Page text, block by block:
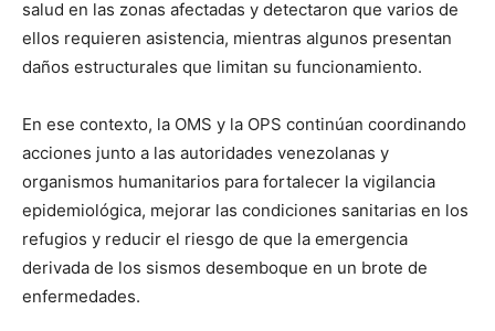
salud en las zonas afectadas y detectaron que varios de
ellos requieren asistencia, mientras algunos presentan
daños estructurales que limitan su funcionamiento.
En ese contexto, la OMS y la OPS continúan coordinando
acciones junto a las autoridades venezolanas y
organismos humanitarios para fortalecer la vigilancia
epidemiológica, mejorar las condiciones sanitarias en los
refugios y reducir el riesgo de que la emergencia
derivada de los sismos desemboque en un brote de
enfermedades.